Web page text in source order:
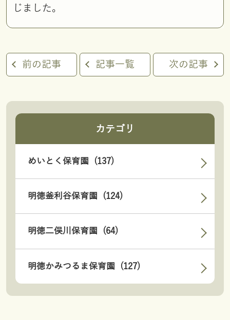
じました。
前の記事 記事一覧 次の記事
カテゴリ
めいとく保育園 (137)
明徳釜利谷保育園 (124)
明徳二俣川保育園 (64)
明徳かみつるま保育園 (127)